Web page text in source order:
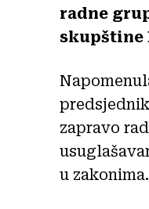
radne
skupštine
zapravo
u zakonima.